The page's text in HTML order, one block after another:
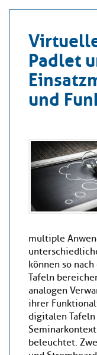
Padlet
und
multiple
können so
Tafeln
analogen
ihrer
digitalen
beleuchtet.